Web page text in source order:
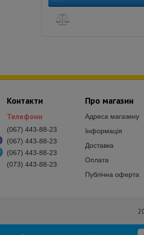
Про магазин
Адреса магазину
Інформація
Доставка
Оплата
Публічна оферта
Контакти
Телефони
(067) 443-88-23
(067) 443-88-23
(067) 443-88-23
(073) 443-88-23